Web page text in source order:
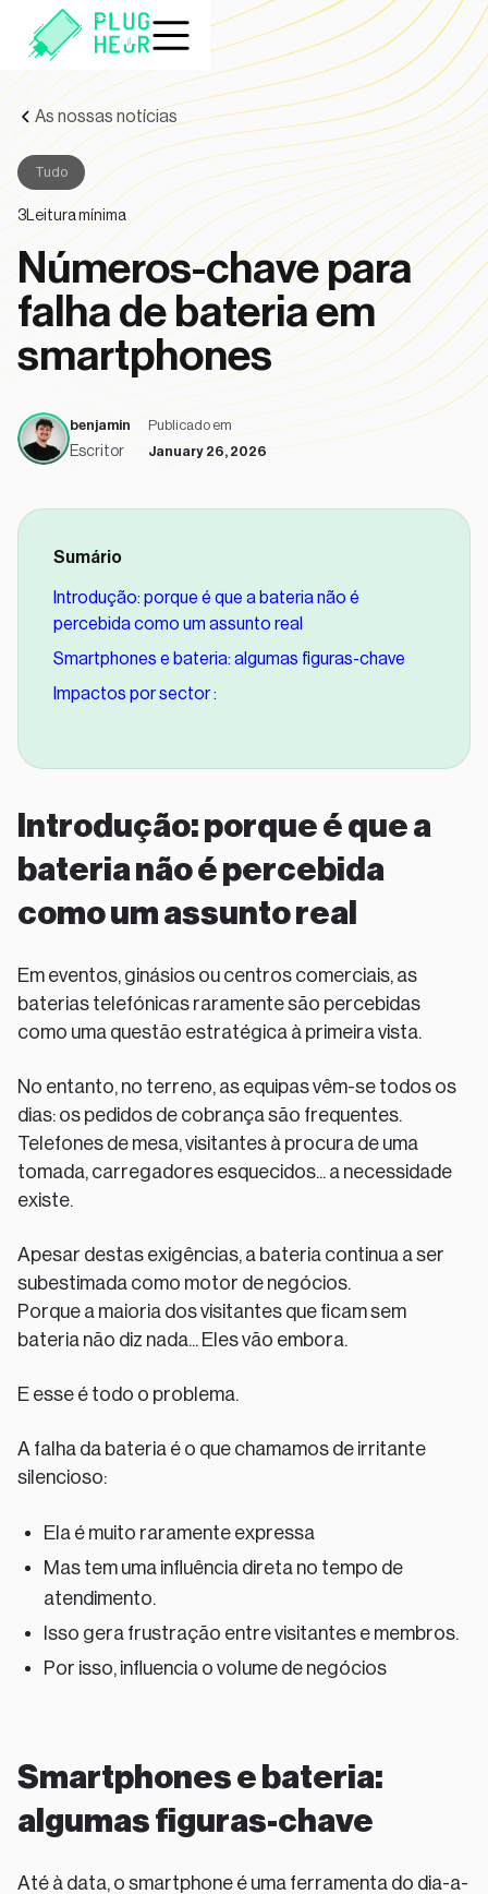
As nossas notícias
Tudo
3Leitura mínima
Números-chave para
falha de bateria em
smartphones
benjamin
Escritor
Publicado em
January 26, 2026
Sumário
‍Introdução: porque é que a bateria não é
percebida como um assunto real
Smartphones e bateria: algumas figuras-chave
Impactos por sector :
Introdução: porque é que a
bateria não é percebida
como um assunto real
Em eventos, ginásios ou centros comerciais, as
baterias telefónicas raramente são percebidas
como uma questão estratégica à primeira vista.
No entanto, no terreno, as equipas vêm-se todos os
dias: os pedidos de cobrança são frequentes.
Telefones de mesa, visitantes à procura de uma
tomada, carregadores esquecidos... a necessidade
existe.
Apesar destas exigências, a bateria continua a ser
subestimada como motor de negócios.
Porque a maioria dos visitantes que ficam sem
bateria não diz nada... Eles vão embora.
E esse é todo o problema.
A falha da bateria é o que chamamos de irritante
silencioso:
Ela é muito raramente expressa
Mas tem uma influência direta no tempo de
atendimento.
Isso gera frustração entre visitantes e membros.
Por isso, influencia o volume de negócios
Smartphones e bateria:
algumas figuras-chave
Até à data, o smartphone é uma ferramenta do dia-a-